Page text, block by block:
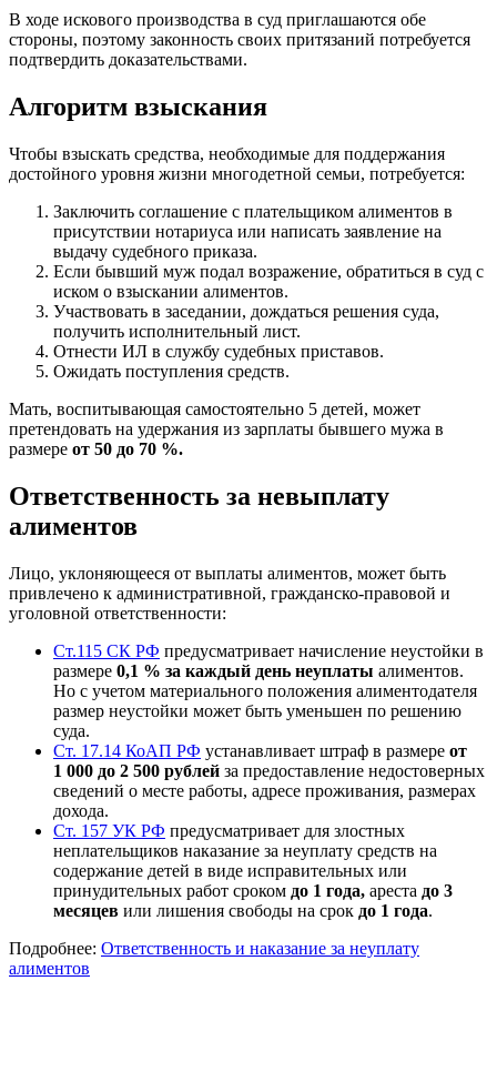
В ходе искового производства в суд приглашаются обе
стороны, поэтому законность своих притязаний потребуется
подтвердить доказательствами.
Алгоритм взыскания
Чтобы взыскать средства, необходимые для поддержания
достойного уровня жизни многодетной семьи, потребуется:
Заключить соглашение с плательщиком алиментов в
присутствии нотариуса или написать заявление на
выдачу судебного приказа.
Если бывший муж подал возражение, обратиться в суд с
иском о взыскании алиментов.
Участвовать в заседании, дождаться решения суда,
получить исполнительный лист.
Отнести ИЛ в службу судебных приставов.
Ожидать поступления средств.
Мать, воспитывающая самостоятельно 5 детей, может
претендовать на удержания из зарплаты бывшего мужа в
размере от 50 до 70 %.
Ответственность за невыплату
алиментов
Лицо, уклоняющееся от выплаты алиментов, может быть
привлечено к административной, гражданско-правовой и
уголовной ответственности:
Ст.115 СК РФ предусматривает начисление неустойки в
размере 0,1 % за каждый день неуплаты алиментов.
Но с учетом материального положения алиментодателя
размер неустойки может быть уменьшен по решению
суда.
Ст. 17.14 КоАП РФ устанавливает штраф в размере от
1 000 до 2 500 рублей за предоставление недостоверных
сведений о месте работы, адресе проживания, размерах
дохода.
Ст. 157 УК РФ предусматривает для злостных
неплательщиков наказание за неуплату средств на
содержание детей в виде исправительных или
принудительных работ сроком до 1 года, ареста до 3
месяцев или лишения свободы на срок до 1 года.
Подробнее: Ответственность и наказание за неуплату
алиментов